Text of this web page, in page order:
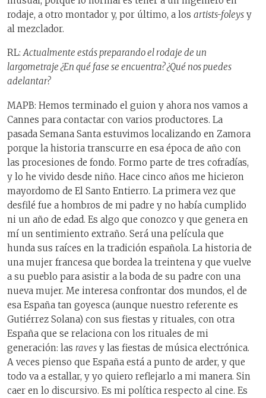
rodaje, a otro montador y, por último, a los artists-foleys y
al mezclador.
RL:Actualmente estás preparando el rodaje de un
largometraje ¿En qué fase se encuentra? ¿Qué nos puedes
adelantar?
MAPB: Hemos terminado el guion y ahora nos vamos a
Cannes para contactar con varios productores. La
pasada Semana Santa estuvimos localizando en Zamora
porque la historia transcurre en esa época de año con
las procesiones de fondo. Formo parte de tres cofradías,
y lo he vivido desde niño. Hace cinco años me hicieron
mayordomo de El Santo Entierro. La primera vez que
desfilé fue a hombros de mi padre y no había cumplido
ni un año de edad. Es algo que conozco y que genera en
mí un sentimiento extraño. Será una película que
hunda sus raíces en la tradición española. La historia de
una mujer francesa que bordea la treintena y que vuelve
a su pueblo para asistir a la boda de su padre con una
nueva mujer. Me interesa confrontar dos mundos, el de
esa España tan goyesca (aunque nuestro referente es
Gutiérrez Solana) con sus fiestas y rituales, con otra
España que se relaciona con los rituales de mi
generación: las raves y las fiestas de música electrónica.
A veces pienso que España está a punto de arder, y que
todo va a estallar, y yo quiero reflejarlo a mi manera. Sin
caer en lo discursivo. Es mi política respecto al cine. Es